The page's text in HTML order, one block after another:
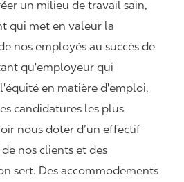
un milieu de travail sain,
qui met en valeur la
nos employés au succès de
qu'employeur qui
en matière d'emploi,
candidatures les plus
nous doter d’un effectif
nos clients et des
sert. Des accommodements